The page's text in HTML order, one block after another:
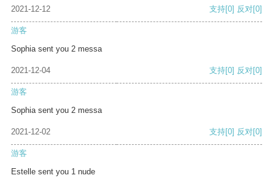
2021-12-12 支持[0] 反对[0]
游客
Sophia sent you 2 messa
2021-12-04 支持[0] 反对[0]
游客
Sophia sent you 2 messa
2021-12-02 支持[0] 反对[0]
游客
Estelle sent you 1 nude